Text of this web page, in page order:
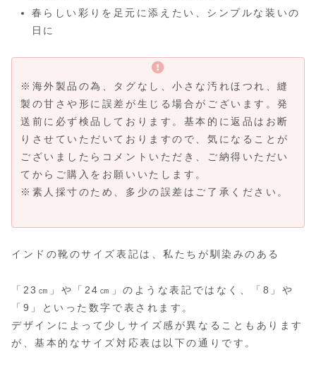
春らしい彩りを足元に添えたい、シンプルな装いの
日に
※海外製品の為、タグなし、小さな汚れほつれ、縫
製の甘さや形に誤差が生じる場合がございます。発
送前に必ず検品しております。基本的に返品はお断
りさせていただいておりますので、気になることが
ございましたらコメントいただき、ご納得いただい
てからご購入をお願いいたします。
※素人採寸のため、多少の誤差はご了承ください。
インドの靴のサイズ表記は、私たちが馴染みのある
「23㎝」や「24㎝」のような表記ではなく、「8」や
「9」といった数字で表されます。
デザインによって少しサイズ感が異なることもあります
が、基本的なサイズ対応表は以下の通りです。